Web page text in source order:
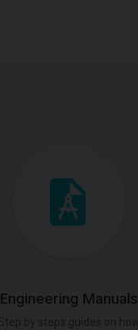
Engineering Manuals